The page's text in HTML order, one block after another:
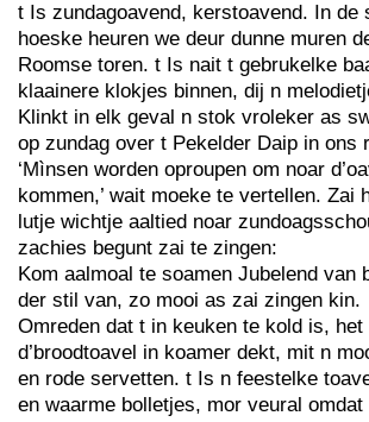
t Is zundagoavend, kerstoavend. In de
hoeske heuren we deur dunne muren
Roomse toren. t Is nait t gebrukelke
klaainere klokjes binnen, dij n
Klinkt in elk geval n stok vroleker as
op zundag over t Pekelder Daip in ons
‘Mìnsen worden oproupen om noar
kommen,’ wait moeke te vertellen. Zai
lutje wichtje aaltied noar
zachies begunt zai te zingen:
Kom aalmoal te soamen Jubelend van
der stil van, zo mooi as zai zingen kin.
Omreden dat t in keuken te kold is, het
d’broodtoavel in koamer dekt, mit n
en rode servetten. t Is n feestelke
en waarme bolletjes, mor veural